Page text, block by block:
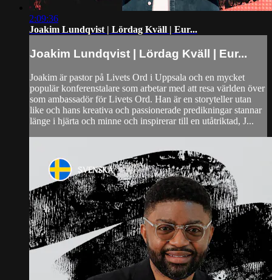
2:09:36
Joakim Lundqvist | Lördag Kväll | Eur...
Joakim Lundqvist | Lördag Kväll | Eur...
Joakim är pastor på Livets Ord i Uppsala och en mycket
populär konferenstalare som arbetar med att resa världen över
som ambassadör för Livets Ord. Han är en storyteller utan
like och hans kreativa och passionerade predikningar stannar
länge i hjärta och minne och inspirerar till en utåtriktad, J...